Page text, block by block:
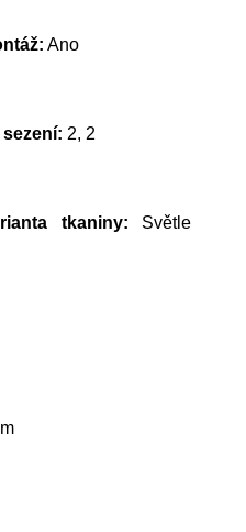
Ano
2, 2
tkaniny: Světle